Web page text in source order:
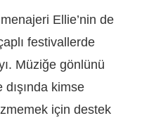
Ellie’nin de
festivallerde
Müziğe gönlünü
kimse
için destek